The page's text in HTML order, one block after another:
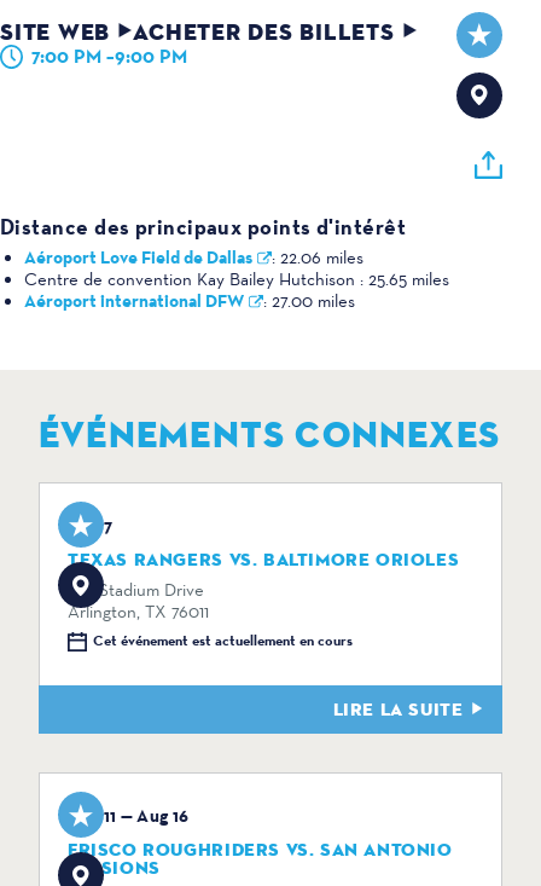
SITE WEB ACHETER DES BILLETS
7:00 PM –9:00 PM
Distance des principaux points d'intérêt
Aéroport Love Field de Dallas : 22.06 miles
Centre de convention Kay Bailey Hutchison : 25.65 miles
Aéroport international DFW : 27.00 miles
ÉVÉNEMENTS CONNEXES
Aug 7
TEXAS RANGERS VS. BALTIMORE ORIOLES
734 Stadium Drive
Arlington, TX 76011
Cet événement est actuellement en cours
LIRE LA SUITE
Aug 11 — Aug 16
FRISCO ROUGHRIDERS VS. SAN ANTONIO
MISSIONS